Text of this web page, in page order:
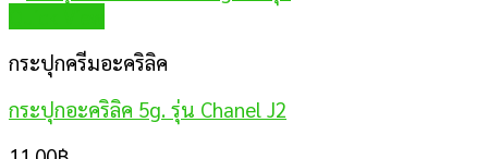
กระปุกครีมอะคริลิค
กระปุกอะคริลิค 5g. รุ่น Chanel J2